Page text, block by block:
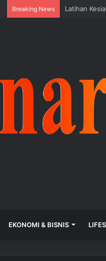
Breaking News Latihan
EKONOMI & BISNIS